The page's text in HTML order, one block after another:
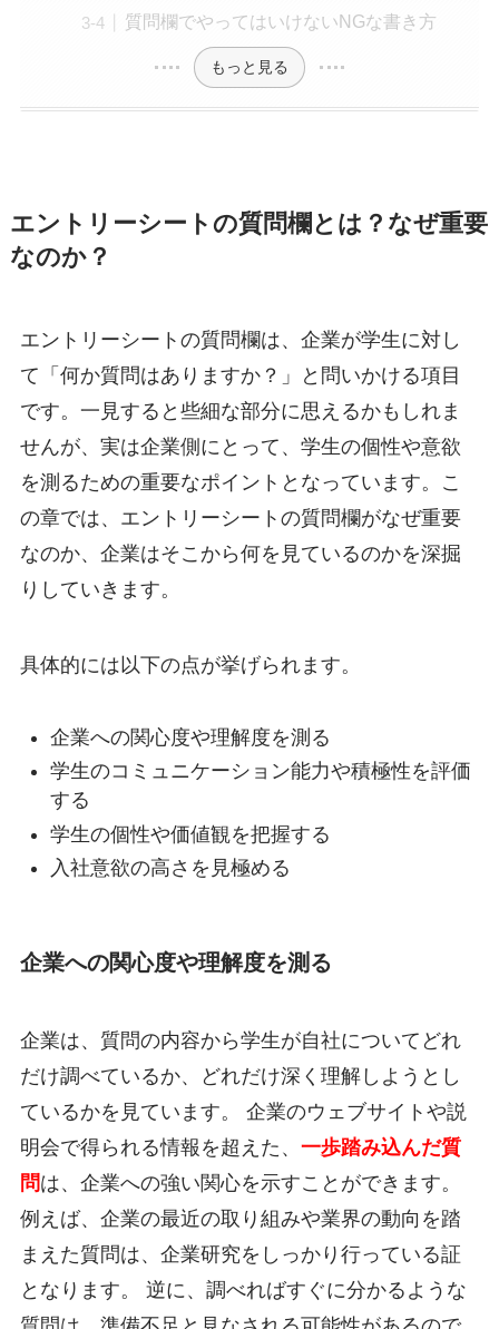
質問欄でやってはいけないNGな書き方
もっと見る
エントリーシートの質問欄とは？なぜ重要
なのか？
エントリーシートの質問欄は、企業が学生に対し
て「何か質問はありますか？」と問いかける項目
です。一見すると些細な部分に思えるかもしれま
せんが、実は企業側にとって、学生の個性や意欲
を測るための重要なポイントとなっています。こ
の章では、エントリーシートの質問欄がなぜ重要
なのか、企業はそこから何を見ているのかを深掘
りしていきます。
具体的には以下の点が挙げられます。
企業への関心度や理解度を測る
学生のコミュニケーション能力や積極性を評価
する
学生の個性や価値観を把握する
入社意欲の高さを見極める
企業への関心度や理解度を測る
企業は、質問の内容から学生が自社についてどれ
だけ調べているか、どれだけ深く理解しようとし
ているかを見ています。 企業のウェブサイトや説
明会で得られる情報を超えた、 一歩踏み込んだ質
問は、企業への強い関心を示すことができます。
例えば、企業の最近の取り組みや業界の動向を踏
まえた質問は、企業研究をしっかり行っている証
となります。 逆に、調べればすぐに分かるような